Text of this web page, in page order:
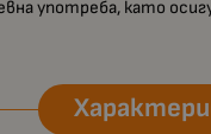
употреба, като